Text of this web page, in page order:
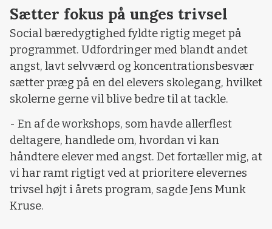
Sætter fokus på unges trivsel
Social bæredygtighed fyldte rigtig meget på
programmet. Udfordringer med blandt andet
angst, lavt selvværd og koncentrationsbesvær
sætter præg på en del elevers skolegang, hvilket
skolerne gerne vil blive bedre til at tackle.
- En af de workshops, som havde allerflest
deltagere, handlede om, hvordan vi kan
håndtere elever med angst. Det fortæller mig, at
vi har ramt rigtigt ved at prioritere elevernes
trivsel højt i årets program, sagde Jens Munk
Kruse.